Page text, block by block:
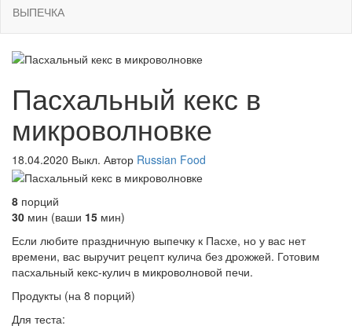
ВЫПЕЧКА
Пасхальный кекс в
микроволновке
18.04.2020 Выкл. Автор Russian Food
8 порций
30 мин (ваши 15 мин)
Если любите праздничную выпечку к Пасхе, но у вас нет
времени, вас выручит рецепт кулича без дрожжей. Готовим
пасхальный кекс-кулич в микроволновой печи.
Продукты (на 8 порций)
Для теста: